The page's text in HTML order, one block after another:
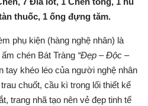
thuốc, 1 ống đựng tăm.
phụ kiện (hàng nghệ nhân) là
chén Bát Tràng “Đẹp – Độc –
tay khéo léo của người nghệ nhân
chuốt, cầu kì trong lối thiết kế
trang nhã tạo nên vẻ đẹp tinh tế